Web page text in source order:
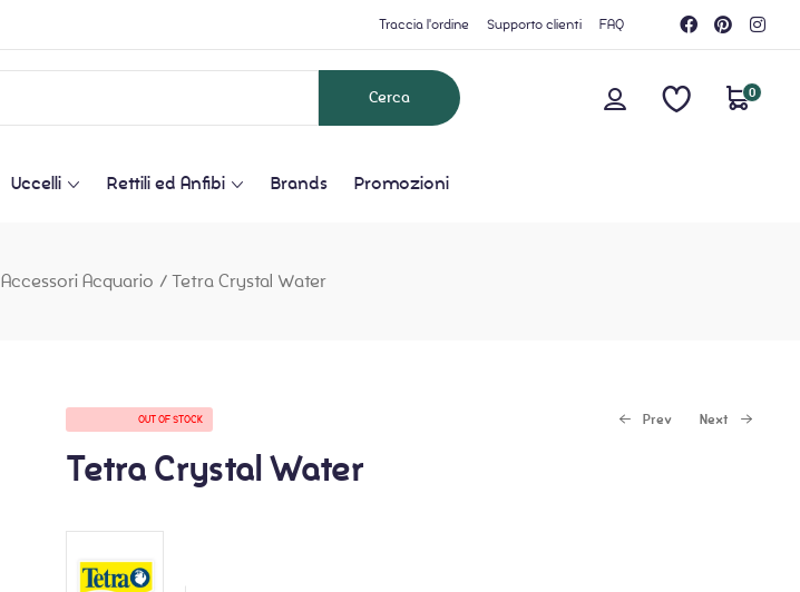
Traccia l'ordine Supporto clienti FAQ
0
Uccelli Rettili ed Anfibi Brands Promozioni
Accessori Acquario / Tetra Crystal Water
OUT OF STOCK Prev Next
Tetra Crystal Water